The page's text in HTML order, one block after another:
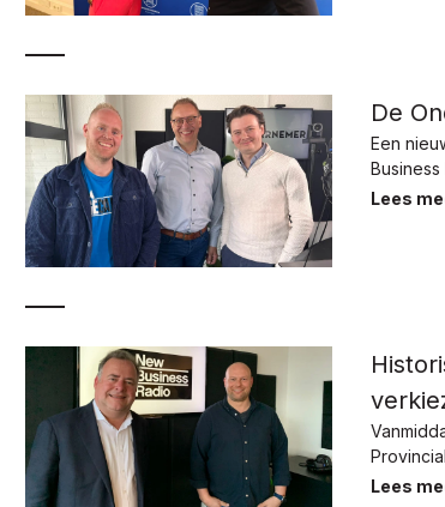
De
Een
Business
Lees
Lees